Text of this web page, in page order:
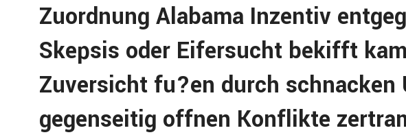
Zuordnung Alabama Inzentiv
Skepsis oder Eifersucht bekifft
Zuversicht fu?en durch schnacken
gegenseitig offnen Konflikte